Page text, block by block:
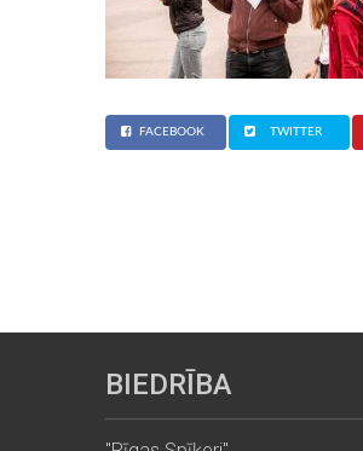
FACEBOOK TWITTER
BIEDRĪBA